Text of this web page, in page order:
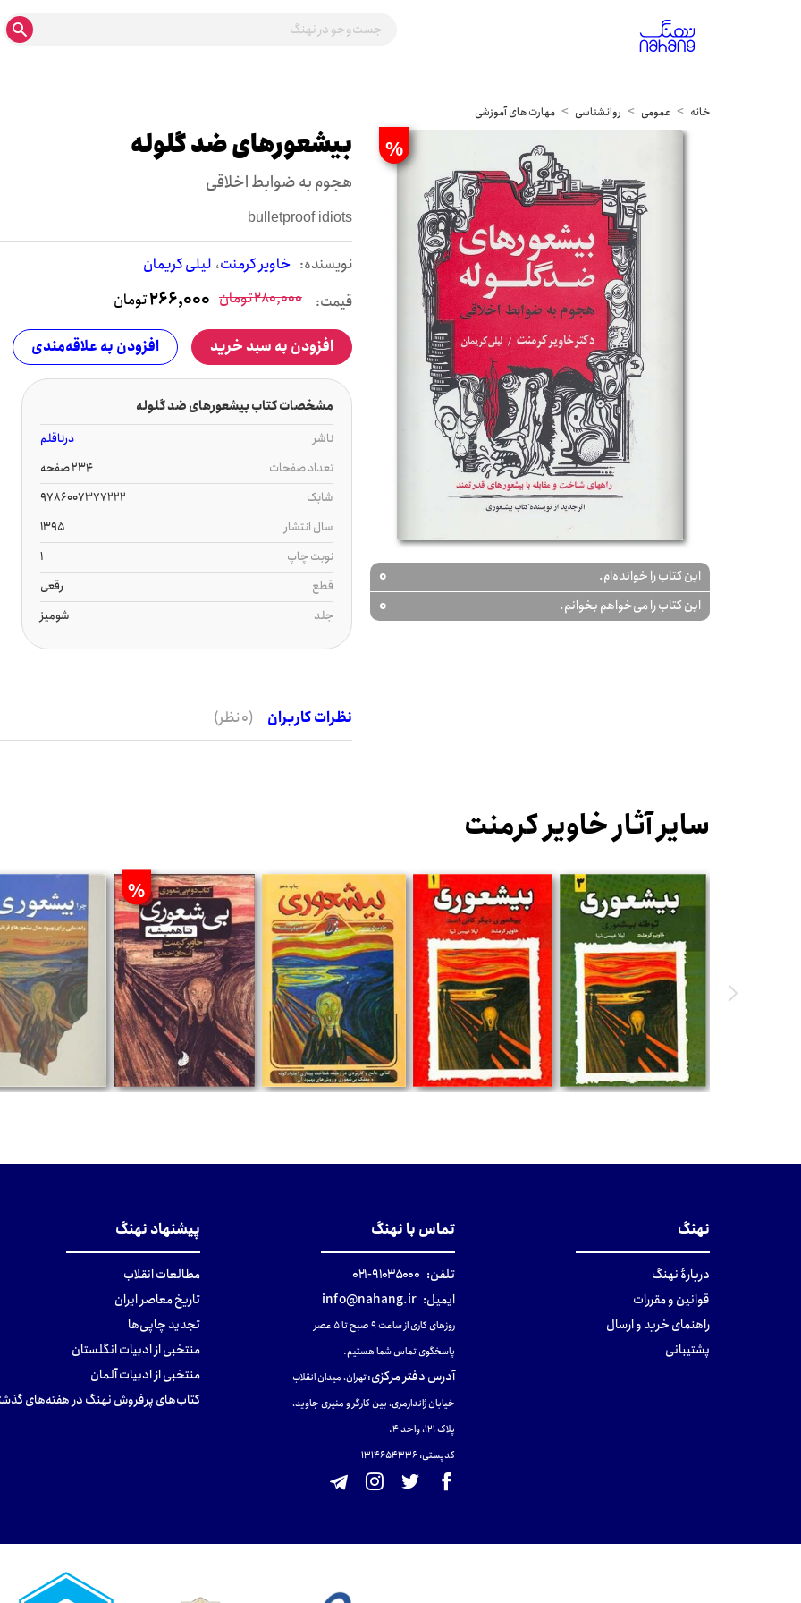
خانه عمومی روانشناسی مهارت های آموزشی
%
این کتاب را خوانده‌ام. 0
این کتاب را می‌خواهم بخوانم. 0
بیشعورهای ضد گلوله
هجوم به ضوابط اخلاقی
bulletproof idiots
نويسنده: خاویر کرمنت لیلی کریمان
قیمت: 280,000تومان 266,000تومان
افزودن به سبد خرید افزودن به علاقه‌مندی
مشخصات کتاب بیشعورهای ضد گلوله
ناشر
درناقلم
تعداد صفحات
234 صفحه
شابک
9786007377222
سال انتشار
1395
نوبت چاپ
1
قطع
رقعی
جلد
شومیز
نظرات کاربران (0 نظر)
سایر آثار خاویر کرمنت
%
نهنگ
دربارهٔ نهنگ
قوانین و مقررات
راهنمای خرید و ارسال
پشتیبانی
تماس با نهنگ
تلفن: ۹۱۰۳۵۰۰۰-۰۲۱
ایمیل: info@nahang.ir
روزهای کاری از ساعت ۹ صبح تا ۵ عصر
پاسخگوی تماس شما هستیم.
آدرس دفتر مرکزی:تهران، میدان انقلاب
خیابان ژاندارمری، بین کارگر و منیری جاوید،
پلاک 121، واحد ۴.
کدپستی: 131465433۶
پیشنهاد نهنگ
مطالعات انقلاب
تاریخ معاصر ایران
تجدید چاپی‌ها
منتخبی از ادبیات انگلستان
منتخبی از ادبیات آلمان
کتاب‌های پرفروش نهنگ در هفته‌های